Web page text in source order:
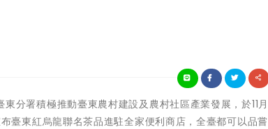
分署積極推動臺東農村建設及農村社區產業發展，於11月
臺東紅烏龍聯名茶品進駐全家便利商店，全臺都可以品嘗